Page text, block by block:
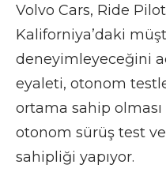
Volvo Cars, Ride
Kaliforniya’daki
deneyimleyeceğini
eyaleti, otonom
ortama sahip
otonom sürüş test
sahipliği yapıyor.